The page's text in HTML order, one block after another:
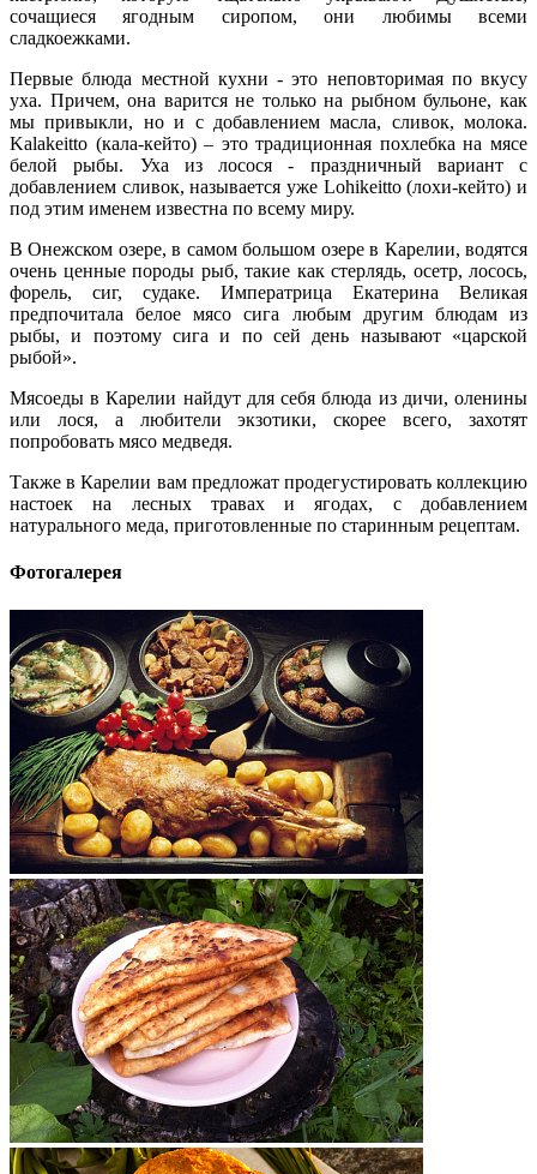
сочащиеся ягодным сиропом, они любимы всеми
сладкоежками.
Первые блюда местной кухни - это неповторимая по вкусу
уха. Причем, она варится не только на рыбном бульоне, как
мы привыкли, но и с добавлением масла, сливок, молока.
Kalakeitto (кала-кейто) – это традиционная похлебка на мясе
белой рыбы. Уха из лосося - праздничный вариант с
добавлением сливок, называется уже Lohikeitto (лохи-кейто) и
под этим именем известна по всему миру.
В Онежском озере, в самом большом озере в Карелии, водятся
очень ценные породы рыб, такие как стерлядь, осетр, лосось,
форель, сиг, судаке. Императрица Екатерина Великая
предпочитала белое мясо сига любым другим блюдам из
рыбы, и поэтому сига и по сей день называют «царской
рыбой».
Мясоеды в Карелии найдут для себя блюда из дичи, оленины
или лося, а любители экзотики, скорее всего, захотят
попробовать мясо медведя.
Также в Карелии вам предложат продегустировать коллекцию
настоек на лесных травах и ягодах, с добавлением
натурального меда, приготовленные по старинным рецептам.
Фотогалерея